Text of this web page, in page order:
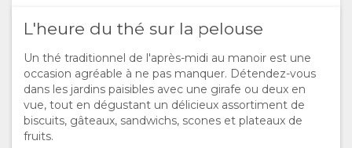
ALLEMAND
ESPAGNOL
L'heure du thé sur la pelouse
Un thé traditionnel de l'après-midi au manoir est une
occasion agréable à ne pas manquer. Détendez-vous
dans les jardins paisibles avec une girafe ou deux en
vue, tout en dégustant un délicieux assortiment de
biscuits, gâteaux, sandwichs, scones et plateaux de
fruits.
Afternoon tea treats
Brian Siambi